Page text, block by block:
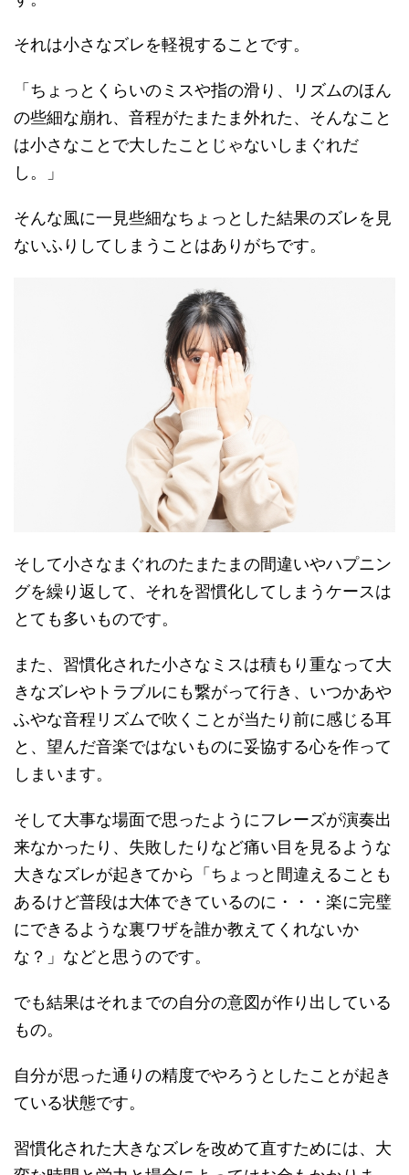
それは小さなズレを軽視することです。
「ちょっとくらいのミスや指の滑り、リズムのほん
の些細な崩れ、音程がたまたま外れた、そんなこと
は小さなことで大したことじゃないしまぐれだ
し。」
そんな風に一見些細なちょっとした結果のズレを見
ないふりしてしまうことはありがちです。
そして小さなまぐれのたまたまの間違いやハプニン
グを繰り返して、それを習慣化してしまうケースは
とても多いものです。
また、習慣化された小さなミスは積もり重なって大
きなズレやトラブルにも繋がって行き、いつかあや
ふやな音程リズムで吹くことが当たり前に感じる耳
と、望んだ音楽ではないものに妥協する心を作って
しまいます。
そして大事な場面で思ったようにフレーズが演奏出
来なかったり、失敗したりなど痛い目を見るような
大きなズレが起きてから「ちょっと間違えることも
あるけど普段は大体できているのに・・・楽に完璧
にできるような裏ワザを誰か教えてくれないか
な？」などと思うのです。
でも結果はそれまでの自分の意図が作り出している
もの。
自分が思った通りの精度でやろうとしたことが起き
ている状態です。
習慣化された大きなズレを改めて直すためには、大